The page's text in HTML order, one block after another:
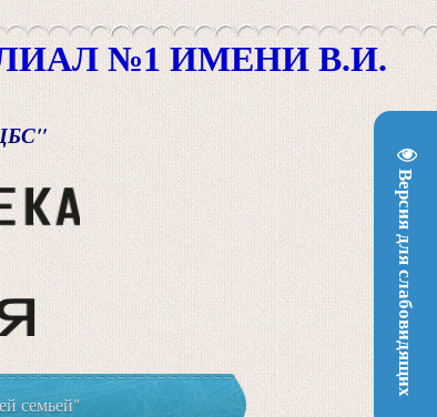
Версия для слабовидящих
№1 ИМЕНИ В.И.
семьей"